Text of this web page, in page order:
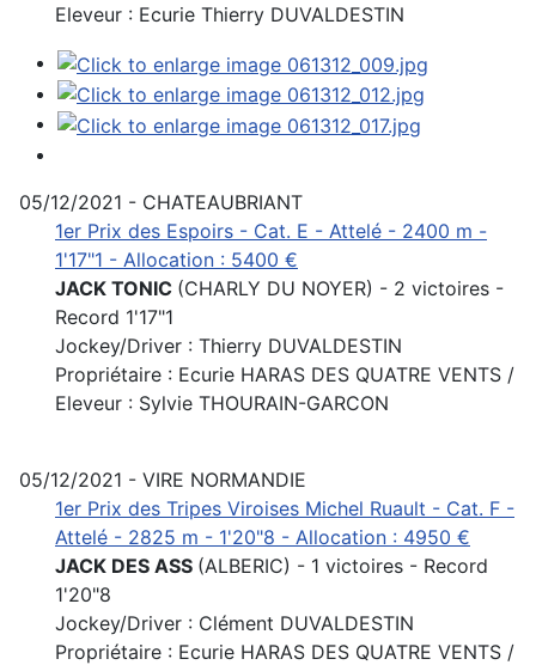
Eleveur : Ecurie Thierry DUVALDESTIN
05/12/2021 - CHATEAUBRIANT
1er Prix des Espoirs - Cat. E - Attelé - 2400 m -
1'17"1 - Allocation : 5400 €
JACK TONIC (CHARLY DU NOYER) - 2 victoires -
Record 1'17"1
Jockey/Driver : Thierry DUVALDESTIN
Propriétaire : Ecurie HARAS DES QUATRE VENTS /
Eleveur : Sylvie THOURAIN-GARCON
05/12/2021 - VIRE NORMANDIE
1er Prix des Tripes Viroises Michel Ruault - Cat. F -
Attelé - 2825 m - 1'20"8 - Allocation : 4950 €
JACK DES ASS (ALBERIC) - 1 victoires - Record
1'20"8
Jockey/Driver : Clément DUVALDESTIN
Propriétaire : Ecurie HARAS DES QUATRE VENTS /